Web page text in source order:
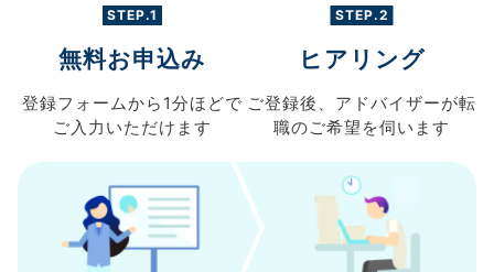
STEP.1
無料お申込み
登録フォームから 1分ほどで
ご入力 いただけます
STEP.2
ヒアリング
ご登録後、 アドバイザーが転
職のご希望を伺います